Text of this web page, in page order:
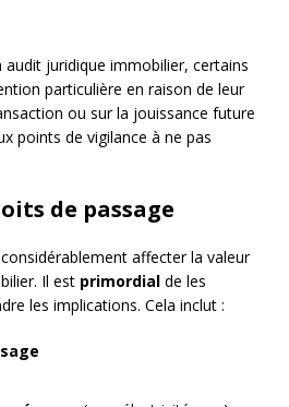
audit juridique immobilier, certains
particulière en raison de leur
ou sur la jouissance future
points de vigilance à ne pas
de passage
affecter la valeur
Il est primordial de les
les implications. Cela inclut :